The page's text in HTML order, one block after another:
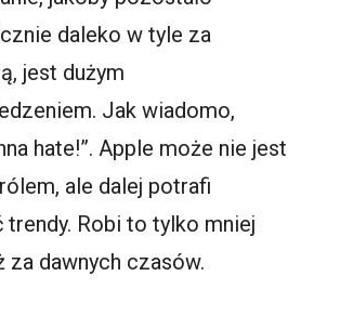
daleko w tyle za
jest dużym
Jak wiadomo,
hate!”. Apple może nie jest
ale dalej potrafi
trendy. Robi to tylko mniej
za dawnych czasów.